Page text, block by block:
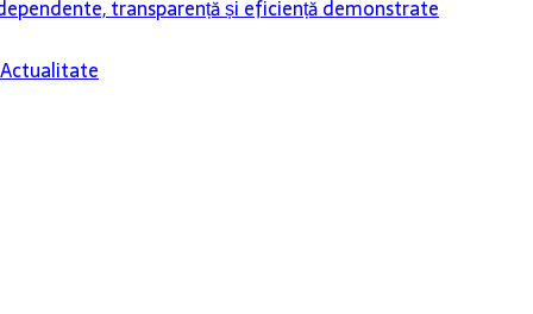
transparență și eficiență demonstrate
Actualitate